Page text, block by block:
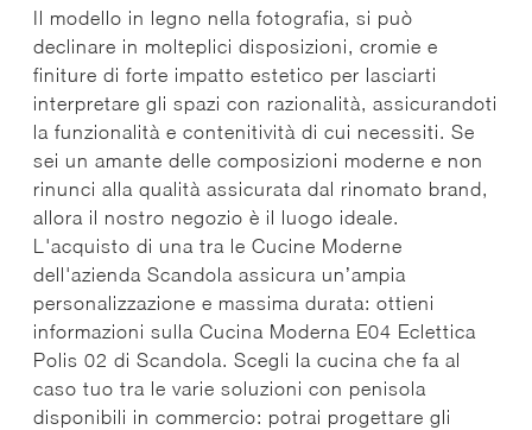
Il modello in legno nella fotografia, si può
declinare in molteplici disposizioni, cromie e
finiture di forte impatto estetico per lasciarti
interpretare gli spazi con razionalità, assicurandoti
la funzionalità e contenitività di cui necessiti. Se
sei un amante delle composizioni moderne e non
rinunci alla qualità assicurata dal rinomato brand,
allora il nostro negozio è il luogo ideale.
L'acquisto di una tra le Cucine Moderne
dell'azienda Scandola assicura un’ampia
personalizzazione e massima durata: ottieni
informazioni sulla Cucina Moderna E04 Eclettica
Polis 02 di Scandola. Scegli la cucina che fa al
caso tuo tra le varie soluzioni con penisola
disponibili in commercio: potrai progettare gli